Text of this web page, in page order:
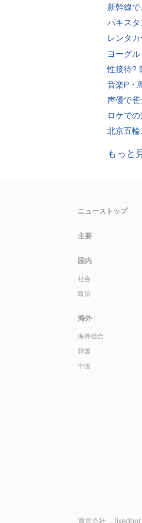
新幹線
パキス
レンタ
ヨーグ
性接待?
音楽P・
声優で
ロケで
北京五
もっと
ニューストップ
主要
国内
社会
政治
海外
海外総合
韓国
中国